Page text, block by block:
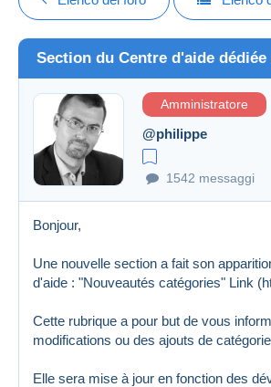
Section du Centre d'aide
Amministratore
@philippe
1542 messaggi
Bonjour,
Une nouvelle section a fait son
d'aide : "Nouveautés catégories" Link
Cette rubrique a pour but de vous
modifications ou des ajouts de
Elle sera mise à jour en fonction des